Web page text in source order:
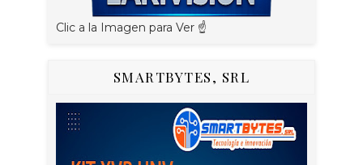
Clic a la Imagen para Ver ☝️
SMARTBYTES, SRL